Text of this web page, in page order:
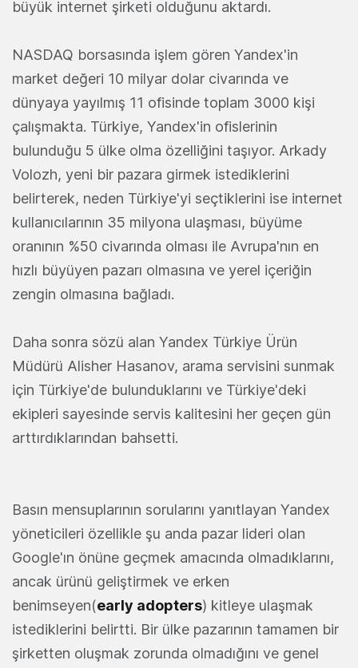
büyük internet şirketi olduğunu aktardı.
NASDAQ borsasında işlem gören Yandex'in
market değeri 10 milyar dolar civarında ve
dünyaya yayılmış 11 ofisinde toplam 3000 kişi
çalışmakta. Türkiye, Yandex'in ofislerinin
bulunduğu 5 ülke olma özelliğini taşıyor. Arkady
Volozh, yeni bir pazara girmek istediklerini
belirterek, neden Türkiye'yi seçtiklerini ise internet
kullanıcılarının 35 milyona ulaşması, büyüme
oranının %50 civarında olması ile Avrupa'nın en
hızlı büyüyen pazarı olmasına ve yerel içeriğin
zengin olmasına bağladı.
Daha sonra sözü alan Yandex Türkiye Ürün
Müdürü Alisher Hasanov, arama servisini sunmak
için Türkiye'de bulunduklarını ve Türkiye'deki
ekipleri sayesinde servis kalitesini her geçen gün
arttırdıklarından bahsetti.
Basın mensuplarının sorularını yanıtlayan Yandex
yöneticileri özellikle şu anda pazar lideri olan
Google'ın önüne geçmek amacında olmadıklarını,
ancak ürünü geliştirmek ve erken
benimseyen(early adopters) kitleye ulaşmak
istediklerini belirtti. Bir ülke pazarının tamamen bir
şirketten oluşmak zorunda olmadığını ve genel